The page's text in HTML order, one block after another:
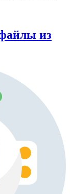
из